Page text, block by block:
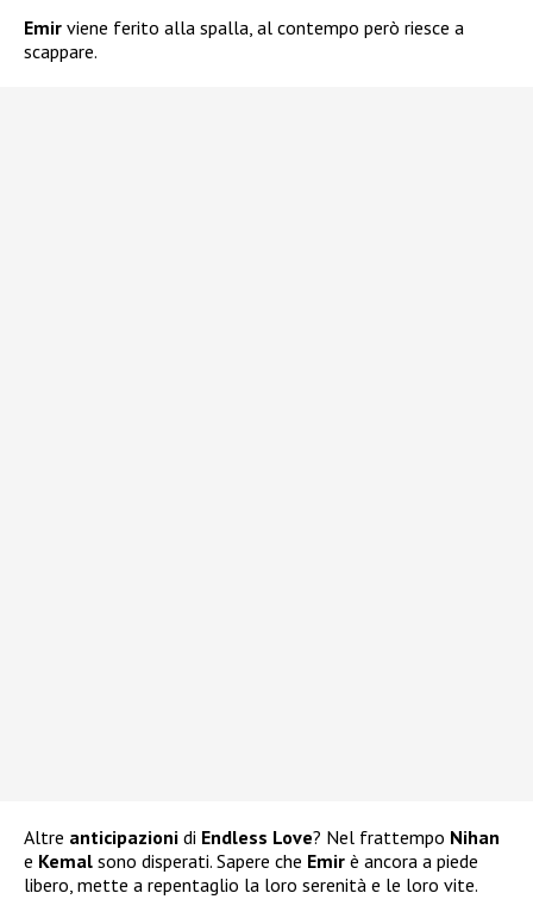
Emir viene ferito alla spalla, al contempo però riesce a
scappare.
Altre anticipazioni di Endless Love? Nel frattempo Nihan
e Kemal sono disperati. Sapere che Emir è ancora a piede
libero, mette a repentaglio la loro serenità e le loro vite.